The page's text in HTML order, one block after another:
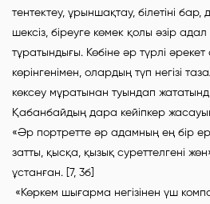
тентектеу, ұрыншақтау, білетіні
шексіз, біреуге көмек қолы әзір
тұратындығы. Көбіне әр түрлі
көрінгенімен, олардың түп негізі
көксеу мұратынан туындап
Қабанбайдың дара кейіпкер
«Әр портретте әр адамның ең бір
затты, қысқа, қызық суреттелгені
ұстанған. [7, 3б]
«Көркем шығарма негізінен үш